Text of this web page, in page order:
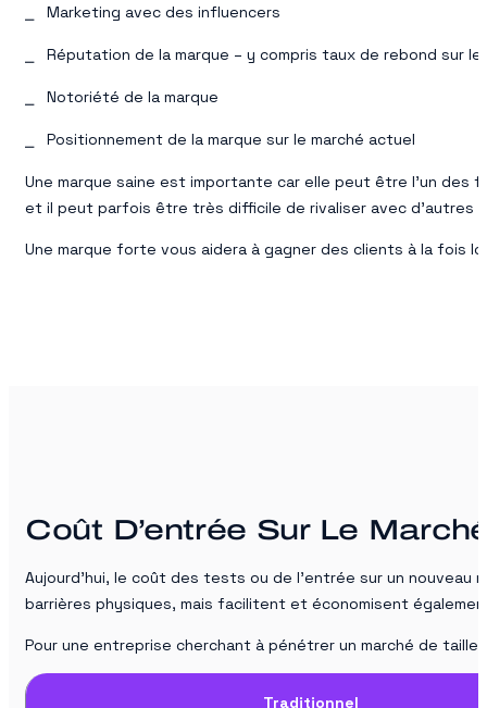
Marketing avec des influencers
Réputation de la marque – y compris taux de rebond sur le
Notoriété de la marque
Positionnement de la marque sur le marché actuel
Une marque saine est importante car elle peut être l’un
et il peut parfois être très difficile de rivaliser avec d’autres
Une marque forte vous aidera à gagner des clients à la fois
Coût D’entrée Sur Le
Aujourd’hui, le coût des tests ou de l’entrée sur un nouveau
barrières physiques, mais facilitent et économisent
Pour une entreprise cherchant à pénétrer un marché de
Traditionnel